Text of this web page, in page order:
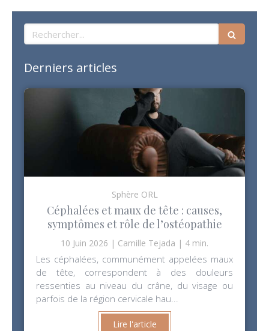
Rechercher
Derniers articles
Sphère ORL
Céphalées et maux de tête : causes,
symptômes et rôle de l’ostéopathie
10 Juin 2026 Camille Tejada 4 min.
Les céphalées, communément appelées maux
de tête, correspondent à des douleurs
ressenties au niveau du crâne, du visage ou
parfois de la région cervicale hau...
Lire l'article